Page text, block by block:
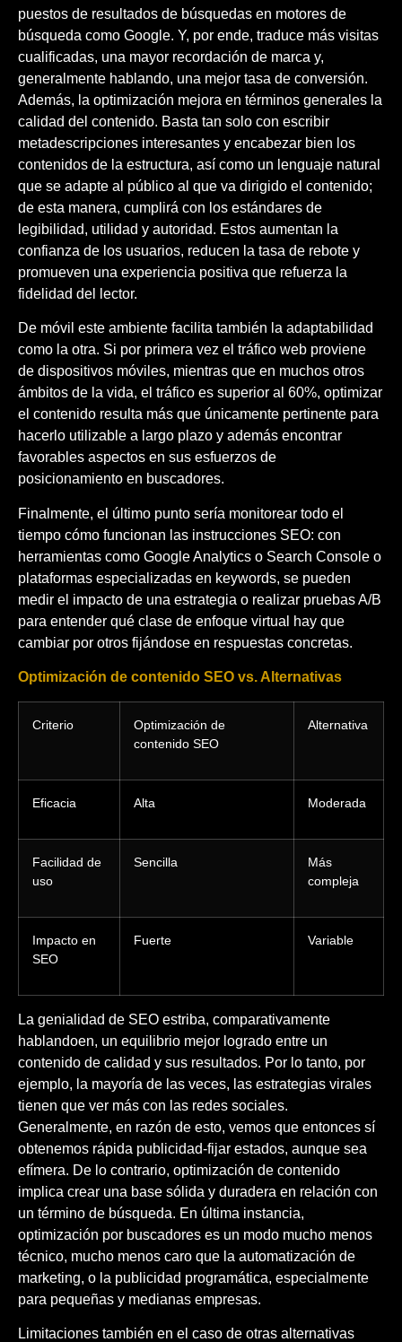
puestos de resultados de búsquedas en motores de
búsqueda como Google. Y, por ende, traduce más visitas
cualificadas, una mayor recordación de marca y,
generalmente hablando, una mejor tasa de conversión.
Además, la optimización mejora en términos generales la
calidad del contenido. Basta tan solo con escribir
metadescripciones interesantes y encabezar bien los
contenidos de la estructura, así como un lenguaje natural
que se adapte al público al que va dirigido el contenido;
de esta manera, cumplirá con los estándares de
legibilidad, utilidad y autoridad. Estos aumentan la
confianza de los usuarios, reducen la tasa de rebote y
promueven una experiencia positiva que refuerza la
fidelidad del lector.
De móvil este ambiente facilita también la adaptabilidad
como la otra. Si por primera vez el tráfico web proviene
de dispositivos móviles, mientras que en muchos otros
ámbitos de la vida, el tráfico es superior al 60%, optimizar
el contenido resulta más que únicamente pertinente para
hacerlo utilizable a largo plazo y además encontrar
favorables aspectos en sus esfuerzos de
posicionamiento en buscadores.
Finalmente, el último punto sería monitorear todo el
tiempo cómo funcionan las instrucciones SEO: con
herramientas como Google Analytics o Search Console o
plataformas especializadas en keywords, se pueden
medir el impacto de una estrategia o realizar pruebas A/B
para entender qué clase de enfoque virtual hay que
cambiar por otros fijándose en respuestas concretas.
Optimización de contenido SEO vs. Alternativas
Criterio
Optimización de
contenido SEO
Alternativa
Eficacia Alta Moderada
Facilidad de
uso
Sencilla
Más
compleja
Impacto en
SEO
Fuerte Variable
La genialidad de SEO estriba, comparativamente
hablandoen, un equilibrio mejor logrado entre un
contenido de calidad y sus resultados. Por lo tanto, por
ejemplo, la mayoría de las veces, las estrategias virales
tienen que ver más con las redes sociales.
Generalmente, en razón de esto, vemos que entonces sí
obtenemos rápida publicidad-fijar estados, aunque sea
efímera. De lo contrario, optimización de contenido
implica crear una base sólida y duradera en relación con
un término de búsqueda. En última instancia,
optimización por buscadores es un modo mucho menos
técnico, mucho menos caro que la automatización de
marketing, o la publicidad programática, especialmente
para pequeñas y medianas empresas.
Limitaciones también en el caso de otras alternativas